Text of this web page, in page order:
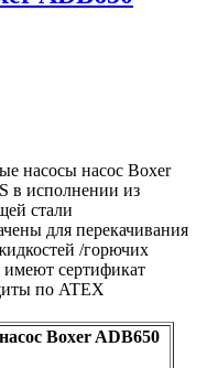
насосы насос Boxer
в исполнении из
стали
для перекачивания
/горючих
имеют сертификат
по ATEX
Boxer ADB650